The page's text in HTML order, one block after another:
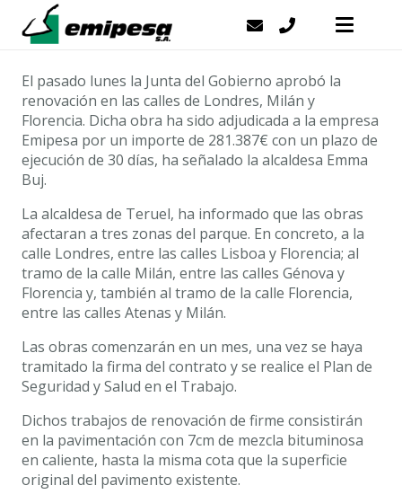
El pasado lunes la Junta del Gobierno aprobó la
renovación en las calles de Londres, Milán y
Florencia. Dicha obra ha sido adjudicada a la empresa
Emipesa por un importe de 281.387€ con un plazo de
ejecución de 30 días, ha señalado la alcaldesa Emma
Buj.
La alcaldesa de Teruel, ha informado que las obras
afectaran a tres zonas del parque. En concreto, a la
calle Londres, entre las calles Lisboa y Florencia; al
tramo de la calle Milán, entre las calles Génova y
Florencia y, también al tramo de la calle Florencia,
entre las calles Atenas y Milán.
Las obras comenzarán en un mes, una vez se haya
tramitado la firma del contrato y se realice el Plan de
Seguridad y Salud en el Trabajo.
Dichos trabajos de renovación de firme consistirán
en la pavimentación con 7cm de mezcla bituminosa
en caliente, hasta la misma cota que la superficie
original del pavimento existente.